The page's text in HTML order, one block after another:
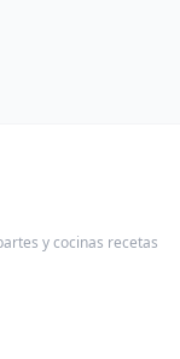
y cocinas recetas